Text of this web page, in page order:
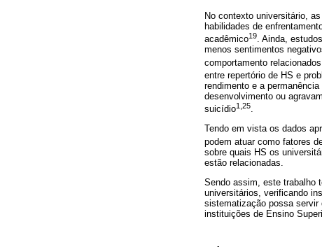
No contexto universitário,
habilidades de
acadêmico19. Ainda,
menos sentimentos
comportamento
entre repertório de HS e
rendimento e a
desenvolvimento ou
suicídio1,25.
Tendo em vista os dados
podem atuar como fatores
sobre quais HS os
estão relacionadas.
Sendo assim, este trabalho
universitários, verificando
sistematização possa servir
instituições de Ensino